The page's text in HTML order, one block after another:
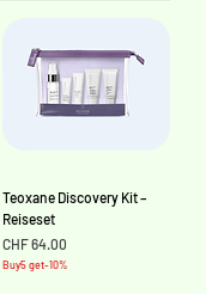
Teoxane Discovery Kit –
Reiseset
Preis
CHF 64.00
Buy5 get-10%